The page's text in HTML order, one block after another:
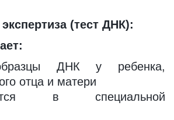
(тест ДНК):
ДНК у ребенка,
отца и матери
в специальной